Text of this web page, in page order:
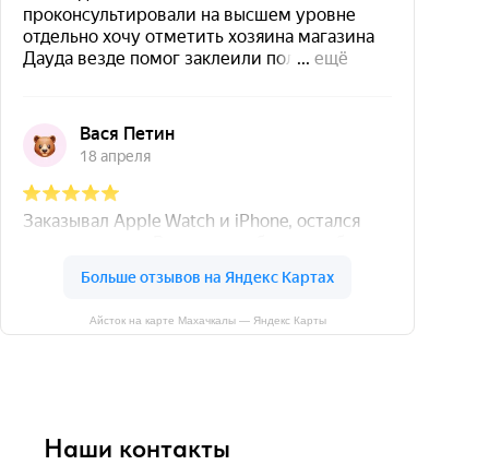
Айсток на карте Махачкалы — Яндекс Карты
Наши контакты